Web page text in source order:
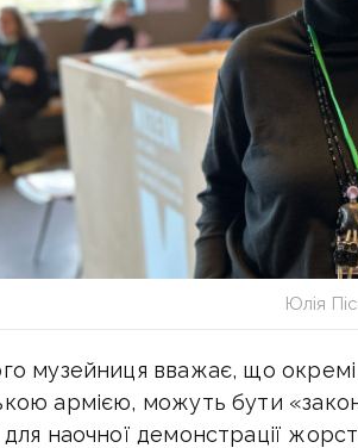
Юлія
музейниця вважає, що окремі
армією, можуть бути
для наочної демонстрації